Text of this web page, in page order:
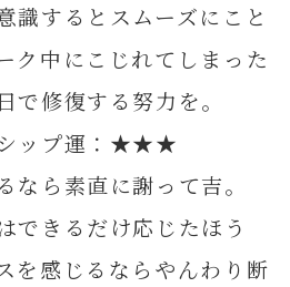
識するとスムーズにこと
ク中にこじれてしまった
で修復する努力を。
シップ運：★★★
なら素直に謝って吉。
できるだけ応じたほう
を感じるならやんわり断